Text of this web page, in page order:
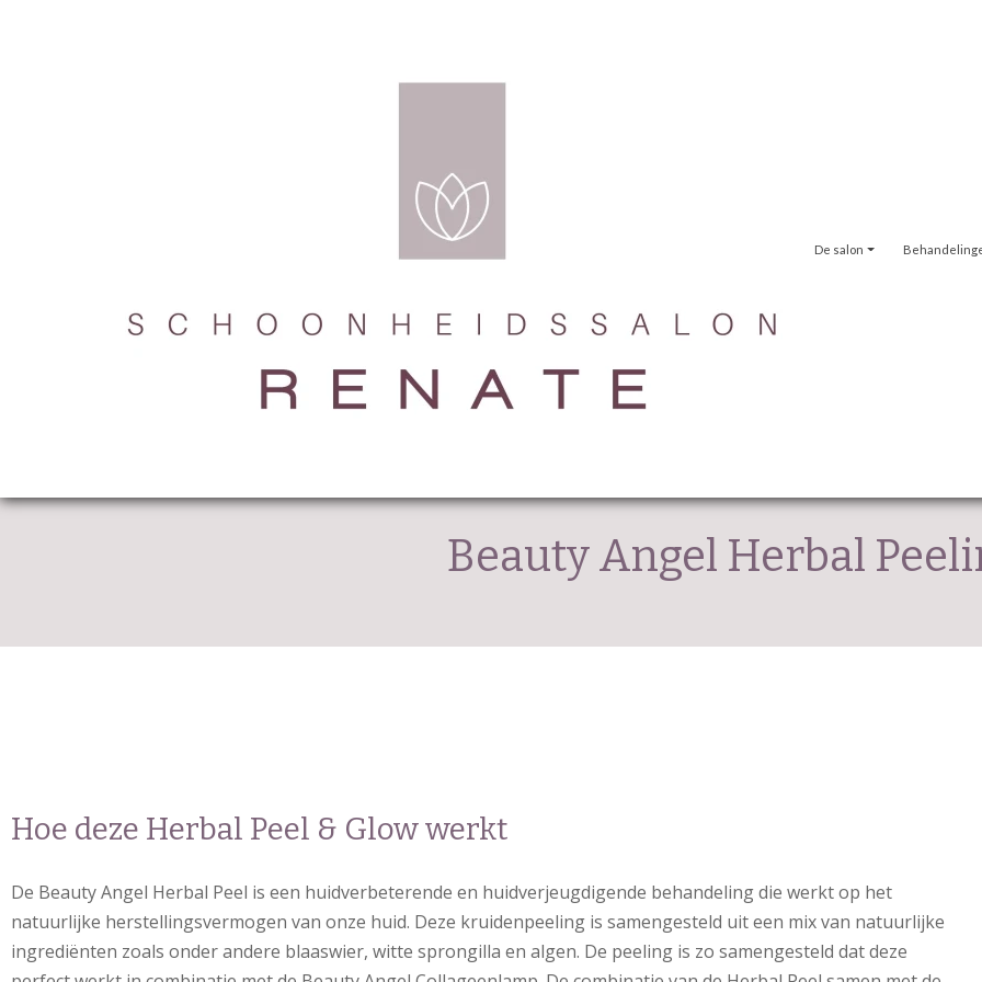
De salon
Beauty Angel Herbal
Hoe deze Herbal Peel & Glow werkt
De Beauty Angel Herbal Peel is een huidverbeterende en huidverjeugdigende behandeling die werkt op het
natuurlijke herstellingsvermogen van onze huid. Deze kruidenpeeling is samengesteld uit een mix van natuurlijke
ingrediënten zoals onder andere blaaswier, witte sprongilla en algen. De peeling is zo samengesteld dat deze